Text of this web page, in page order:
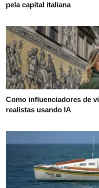
pela capital italiana
Como influenciadores de
realistas usando IA